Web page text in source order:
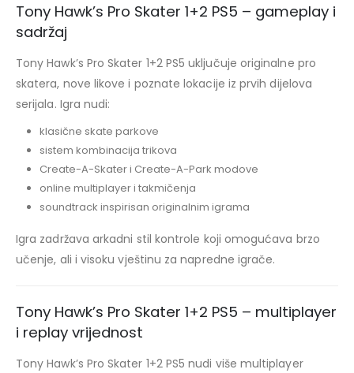
Tony Hawk’s Pro Skater 1+2 PS5 – gameplay i
sadržaj
Tony Hawk’s Pro Skater 1+2 PS5 uključuje originalne pro
skatera, nove likove i poznate lokacije iz prvih dijelova
serijala. Igra nudi:
klasične skate parkove
sistem kombinacija trikova
Create-A-Skater i Create-A-Park modove
online multiplayer i takmičenja
soundtrack inspirisan originalnim igrama
Igra zadržava arkadni stil kontrole koji omogućava brzo
učenje, ali i visoku vještinu za napredne igrače.
Tony Hawk’s Pro Skater 1+2 PS5 – multiplayer
i replay vrijednost
Tony Hawk’s Pro Skater 1+2 PS5 nudi više multiplayer